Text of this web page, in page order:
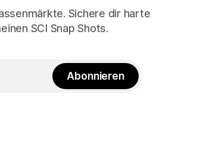
Sichere dir harte
SCI Snap Shots.
Abonnieren